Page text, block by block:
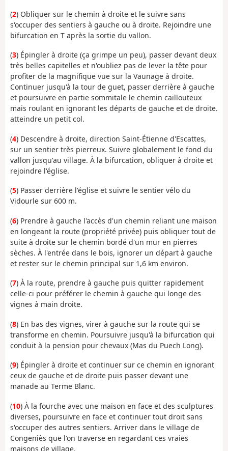
(2) Obliquer sur le chemin à droite et le suivre sans
s'occuper des sentiers à gauche ou à droite. Rejoindre une
bifurcation en T après la sortie du vallon.
(3) Épingler à droite (ça grimpe un peu), passer devant deux
très belles capitelles et n'oubliez pas de lever la tête pour
profiter de la magnifique vue sur la Vaunage à droite.
Continuer jusqu'à la tour de guet, passer derrière à gauche
et poursuivre en partie sommitale le chemin caillouteux
mais roulant en ignorant les départs de gauche et de droite.
atteindre un petit col.
(4) Descendre à droite, direction Saint-Étienne d'Escattes,
sur un sentier très pierreux. Suivre globalement le fond du
vallon jusqu'au village. À la bifurcation, obliquer à droite et
rejoindre l'église.
(5) Passer derrière l'église et suivre le sentier vélo du
Vidourle sur 600 m.
(6) Prendre à gauche l'accès d'un chemin reliant une maison
en longeant la route (propriété privée) puis obliquer tout de
suite à droite sur le chemin bordé d'un mur en pierres
sèches. À l'entrée dans le bois, ignorer un départ à gauche
et rester sur le chemin principal sur 1,6 km environ.
(7) À la route, prendre à gauche puis quitter rapidement
celle-ci pour préférer le chemin à gauche qui longe des
vignes à main droite.
(8) En bas des vignes, virer à gauche sur la route qui se
transforme en chemin. Poursuivre jusqu'à la bifurcation qui
conduit à la pension pour chevaux (Mas du Puech Long).
(9) Épingler à droite et continuer sur ce chemin en ignorant
ceux de gauche et de droite puis passer devant une
manade au Terme Blanc.
(10) À la fourche avec une maison en face et des sculptures
diverses, poursuivre en face et continuer tout droit sans
s'occuper des autres sentiers. Arriver dans le village de
Congeniès que l'on traverse en regardant ces vraies
maisons de village.